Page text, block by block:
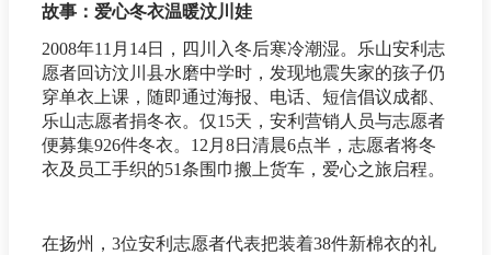
故事：爱心冬衣温暖汶川娃
2008年11月14日，四川入冬后寒冷潮湿。乐山安利志
愿者回访汶川县水磨中学时，发现地震失家的孩子仍
穿单衣上课，随即通过海报、电话、短信倡议成都、
乐山志愿者捐冬衣。仅15天，安利营销人员与志愿者
便募集926件冬衣。12月8日清晨6点半，志愿者将冬
衣及员工手织的51条围巾搬上货车，爱心之旅启程。
在扬州，3位安利志愿者代表把装着38件新棉衣的礼